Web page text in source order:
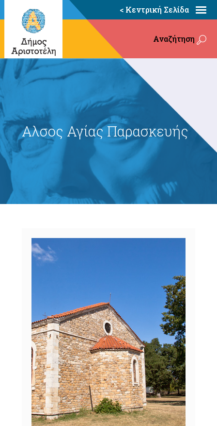
< Κεντρική Σελίδα
Αναζήτηση
Αλσος Αγίας Παρασκευής